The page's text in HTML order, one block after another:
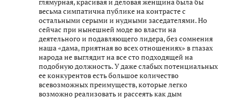
весьма симпатична публике на контрасте с
остальными серыми и нудными заседателями. Но
сейчас при нынешней моде во власти на
деятельного и подавляющего лидера, без сомнения
наша «дама, приятная во всех отношениях» в глазах
народа не выглядит на все сто подходящей на
подобную должность. У даже слабых потенциальных
ее конкурентов есть большое количество
всевозможных преимуществ, которые легко
возможно реализовать и рассеять как дым